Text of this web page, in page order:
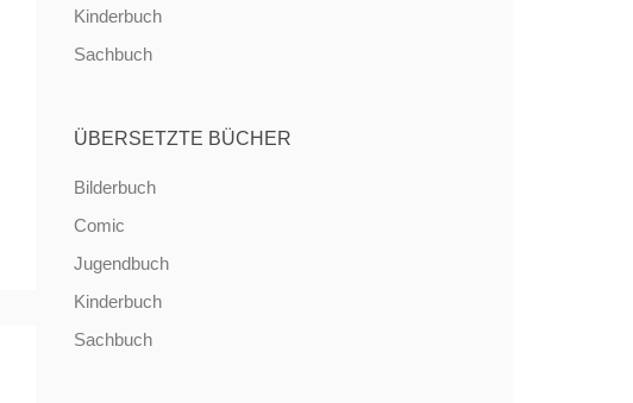
Kinderbuch
Sachbuch
ÜBERSETZTE BÜCHER
Bilderbuch
Comic
Jugendbuch
Kinderbuch
Sachbuch